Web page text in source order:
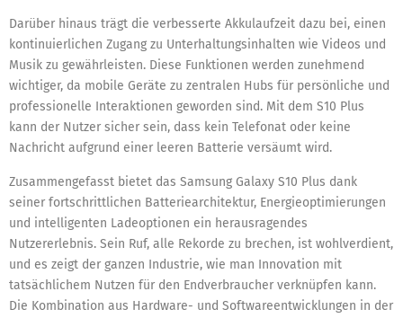
Darüber hinaus trägt die verbesserte Akkulaufzeit dazu bei, einen
kontinuierlichen Zugang zu Unterhaltungsinhalten wie Videos und
Musik zu gewährleisten. Diese Funktionen werden zunehmend
wichtiger, da mobile Geräte zu zentralen Hubs für persönliche und
professionelle Interaktionen geworden sind. Mit dem S10 Plus
kann der Nutzer sicher sein, dass kein Telefonat oder keine
Nachricht aufgrund einer leeren Batterie versäumt wird.
Zusammengefasst bietet das Samsung Galaxy S10 Plus dank
seiner fortschrittlichen Batteriearchitektur, Energieoptimierungen
und intelligenten Ladeoptionen ein herausragendes
Nutzererlebnis. Sein Ruf, alle Rekorde zu brechen, ist wohlverdient,
und es zeigt der ganzen Industrie, wie man Innovation mit
tatsächlichem Nutzen für den Endverbraucher verknüpfen kann.
Die Kombination aus Hardware- und Softwareentwicklungen in der